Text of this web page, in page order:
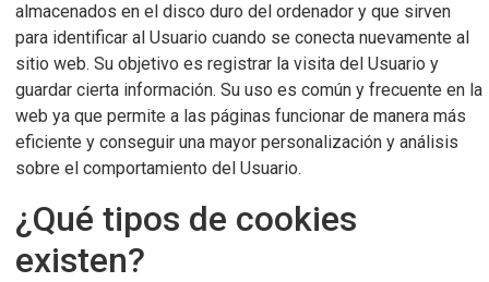
almacenados en el disco duro del ordenador y que sirven
para identificar al Usuario cuando se conecta nuevamente al
sitio web. Su objetivo es registrar la visita del Usuario y
guardar cierta información. Su uso es común y frecuente en la
web ya que permite a las páginas funcionar de manera más
eficiente y conseguir una mayor personalización y análisis
sobre el comportamiento del Usuario.
¿Qué tipos de cookies
existen?